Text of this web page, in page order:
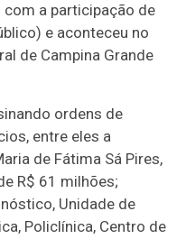
a participação de
e aconteceu no
de Campina Grande
ordens de
entre eles a
de Fátima Sá Pires,
R$ 61 milhões;
Unidade de
Policlínica, Centro de